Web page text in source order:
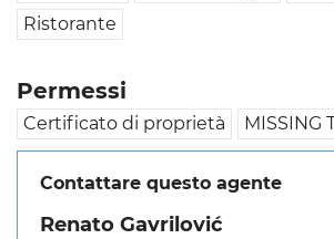
Ristorante
Permessi
Certificato di proprietà MISSING
Contattare questo agente
Renato Gavrilović